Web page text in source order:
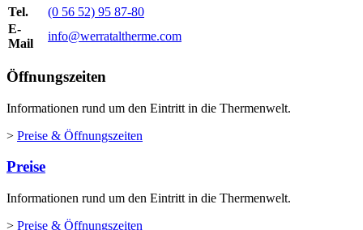
Tel.
(0 56 52) 95 87-80
E-
Mail
info@werrataltherme.com
Öffnungszeiten
Informationen rund um den Eintritt in die Thermenwelt.
> Preise & Öffnungszeiten
Preise
Informationen rund um den Eintritt in die Thermenwelt.
> Preise & Öffnungszeiten